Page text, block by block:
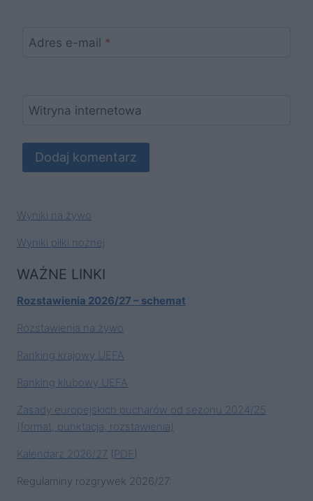
Adres e-mail *
Witryna internetowa
Wyniki na żywo
Wyniki piłki nożnej
WAŻNE LINKI
Rozstawienia 2026/27 – schemat
Rozstawienia na żywo
Ranking krajowy UEFA
Ranking klubowy UEFA
Zasady europejskich pucharów od sezonu 2024/25
(format, punktacja, rozstawienia)
Kalendarz 2026/27 (PDF)
Regulaminy rozgrywek 2026/27: